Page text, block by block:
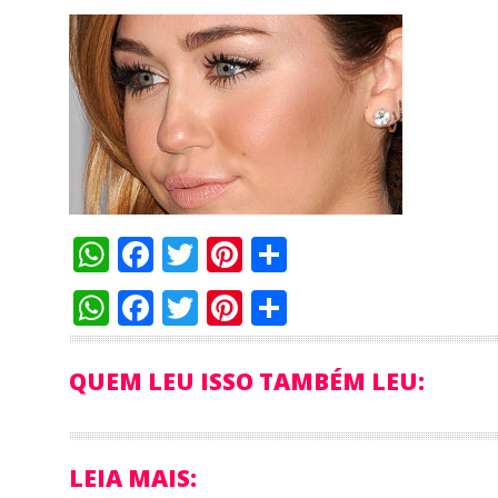
WhatsApp
Facebook
TwitterPinterest
WhatsApp
Facebook
TwitterPinterest
QUEM LEU ISSO TAMBÉM LEU:
LEIA MAIS: